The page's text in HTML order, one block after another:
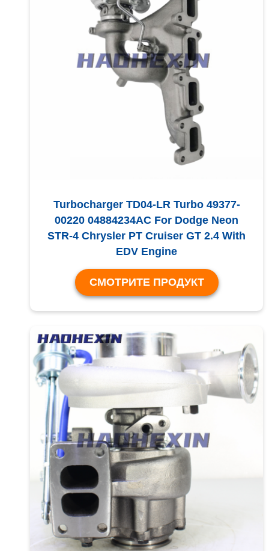
Turbocharger TD04-LR Turbo 49377-
00220 04884234AC For Dodge Neon
STR-4 Chrysler PT Cruiser GT 2.4 With
EDV Engine
СМОТРИТЕ ПРОДУКТ